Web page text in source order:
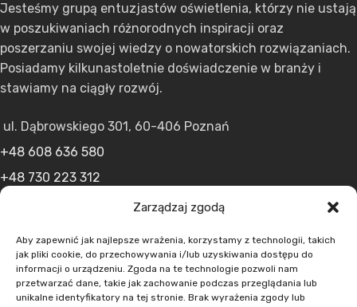
Zarządzaj zgodą
Aby zapewnić jak najlepsze wrażenia, korzystamy z technologii, takich
jak pliki cookie, do przechowywania i/lub uzyskiwania dostępu do
informacji o urządzeniu. Zgoda na te technologie pozwoli nam
przetwarzać dane, takie jak zachowanie podczas przeglądania lub
unikalne identyfikatory na tej stronie. Brak wyrażenia zgody lub
Jesteśmy grupą entuzjastów oświetlenia, którzy nie ustają
w poszukiwaniach różnorodnych inspiracji oraz
poszerzaniu swojej wiedzy o nowatorskich rozwiązaniach.
Posiadamy kilkunastoletnie doświadczenie w branży i
stawiamy na ciągły rozwój.
ul. Dąbrowskiego 301, 60-406 Poznań
+48 608 636 580
+48 730 223 312